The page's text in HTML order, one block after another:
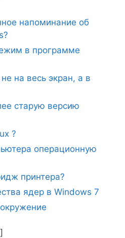
напоминание об
в программе
на весь экран, а в
старую версию
?
операционную
принтера?
ядер в Windows 7